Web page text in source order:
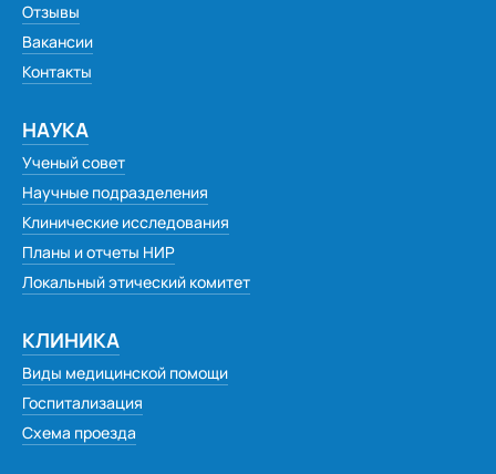
Отзывы
Вакансии
Контакты
НАУКА
Ученый совет
Научные подразделения
Клинические исследования
Планы и отчеты НИР
Локальный этический комитет
КЛИНИКА
Виды медицинской помощи
Госпитализация
Схема проезда